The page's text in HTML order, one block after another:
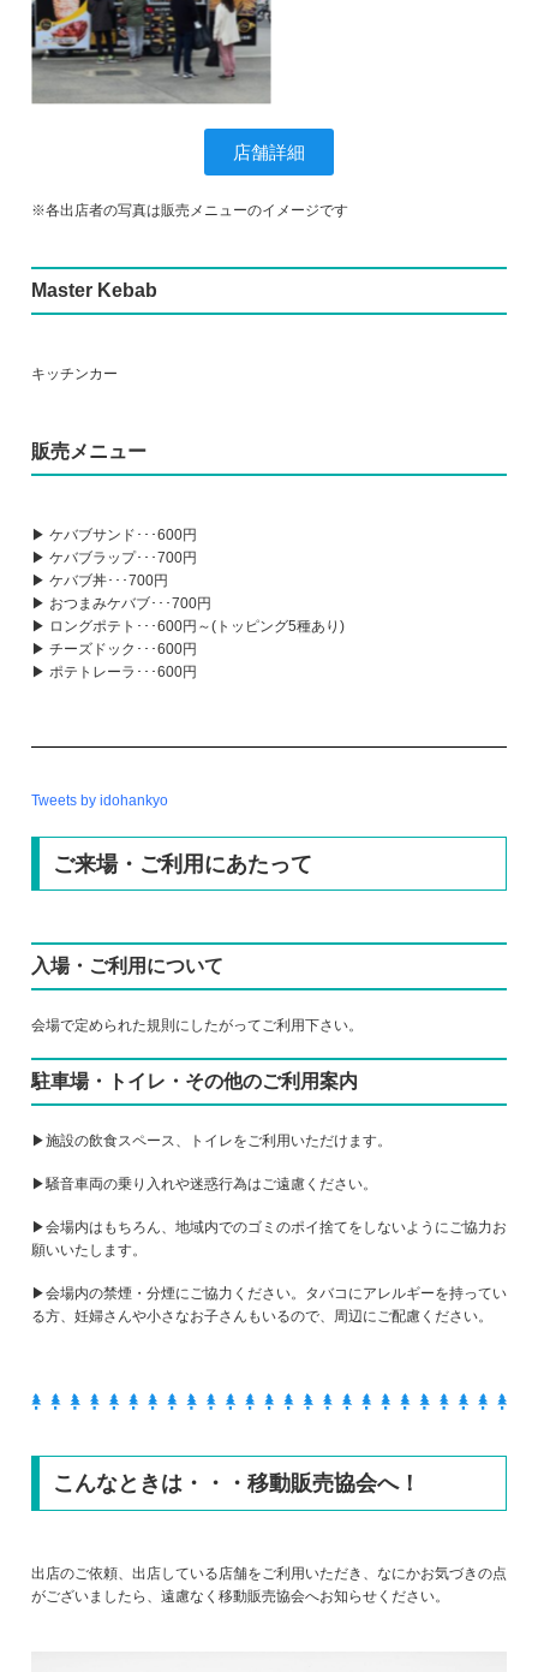
店舗詳細
※各出店者の写真は販売メニューのイメージです
Master Kebab
キッチンカー
販売メニュー
▶ ケバブサンド･･･600円
▶ ケバブラップ･･･700円
▶ ケバブ丼･･･700円
▶ おつまみケバブ･･･700円
▶ ロングポテト･･･600円～(トッピング5種あり)
▶ チーズドック･･･600円
▶ ポテトレーラ･･･600円
Tweets by idohankyo
ご来場・ご利用にあたって
入場・ご利用について
会場で定められた規則にしたがってご利用下さい。
駐車場・トイレ・その他のご利用案内
▶施設の飲食スペース、トイレをご利用いただけます。
▶騒音車両の乗り入れや迷惑行為はご遠慮ください。
▶会場内はもちろん、地域内でのゴミのポイ捨てをしないようにご協力お
願いいたします。
▶会場内の禁煙・分煙にご協力ください。タバコにアレルギーを持ってい
る方、妊婦さんや小さなお子さんもいるので、周辺にご配慮ください。
こんなときは・・・移動販売協会へ！
出店のご依頼、出店している店舗をご利用いただき、なにかお気づきの点
がございましたら、遠慮なく移動販売協会へお知らせください。